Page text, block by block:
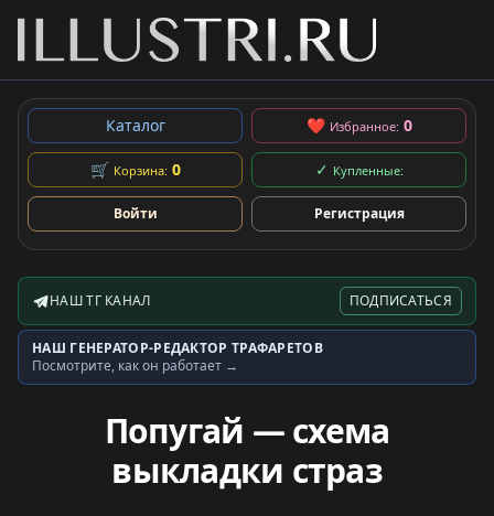
Каталог ❤ Избранное: 0
🛒 Корзина: 0 ✓ Купленные:
Войти Регистрация
Telegram-канал
НАШ ТГ КАНАЛ ПОДПИСАТЬСЯ
Генератор трафаретов
НАШ ГЕНЕРАТОР-РЕДАКТОР ТРАФАРЕТОВ
Посмотрите, как он работает →
Попугай — схема
выкладки страз